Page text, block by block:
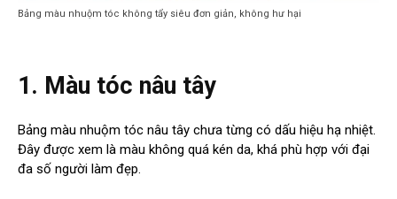
Bảng màu nhuộm tóc không tẩy siêu đơn giản, không hư hại
1. Màu tóc nâu tây
Bảng màu nhuộm tóc nâu tây chưa từng có dấu hiệu hạ nhiệt.
Đây được xem là màu không quá kén da, khá phù hợp với đại
đa số người làm đẹp.